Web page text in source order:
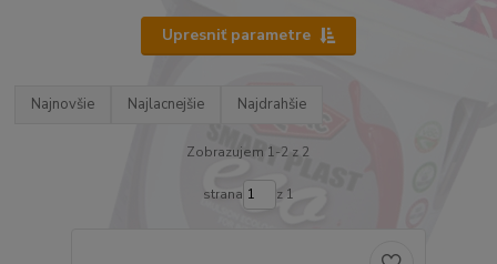
Upresniť parametre
Najnovšie Najlacnejšie Najdrahšie
Zobrazujem 1-2 z 2
strana z 1